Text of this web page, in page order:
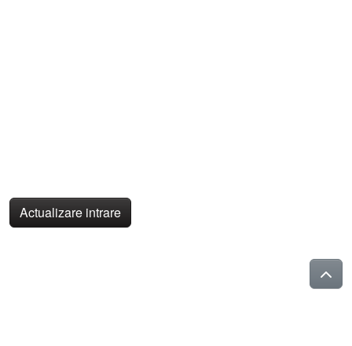
Actualizare intrare